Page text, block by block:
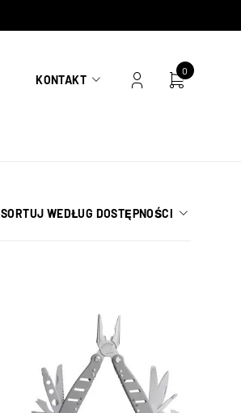
KONTAKT
0
SORTUJ WEDŁUG DOSTĘPNOŚCI